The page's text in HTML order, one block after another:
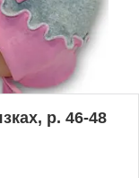
р. 46-48